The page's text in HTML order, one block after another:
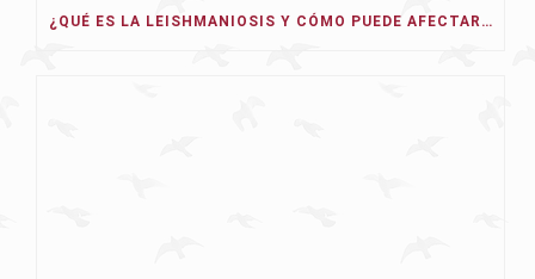
¿QUÉ ES LA LEISHMANIOSIS Y CÓMO PUEDE AFECTAR A NUESTRO PERRO EN 2026?